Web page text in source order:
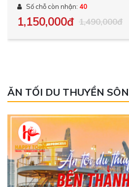
Số chỗ còn nhận: 40
1,150,000đ 1,490,000đ
ĂN TỐI DU THUYỀN